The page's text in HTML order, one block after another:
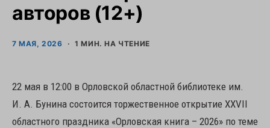
авторов (12+)
7 МАЯ, 2026 1 МИН. НА ЧТЕНИЕ
22 мая в 12:00 в Орловской областной библиотеке им.
И. А. Бунина состоится торжественное открытие XXVII
областного праздника «Орловская книга – 2026» по теме